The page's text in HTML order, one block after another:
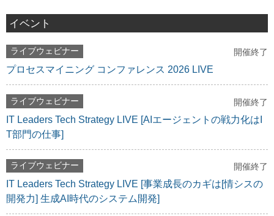
イベント
ライブウェビナー 開催終了
プロセスマイニング コンファレンス 2026 LIVE
ライブウェビナー 開催終了
IT Leaders Tech Strategy LIVE [AIエージェントの戦力化はI
T部門の仕事]
ライブウェビナー 開催終了
IT Leaders Tech Strategy LIVE [事業成長のカギは[情シスの
開発力] 生成AI時代のシステム開発]